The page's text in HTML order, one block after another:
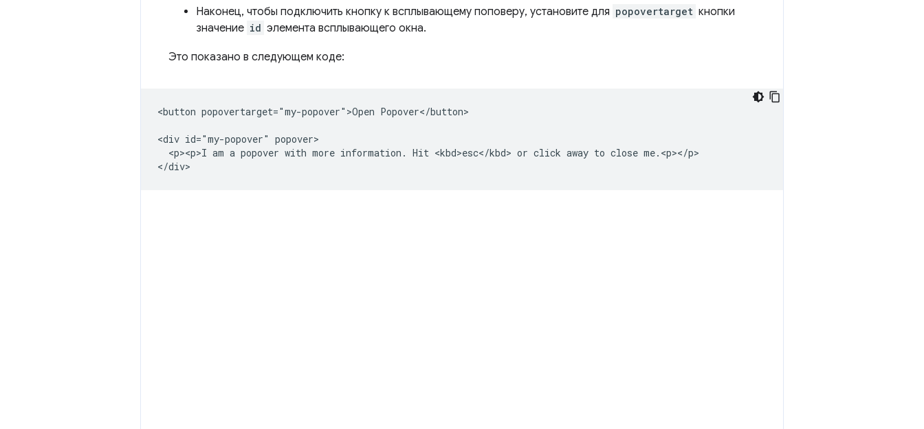
Наконец, чтобы подключить кнопку к всплывающему поповеру, установите для popovertarget кнопки
значение id элемента всплывающего окна.
Это показано в следующем коде:
<button popovertarget="my-popover">Open Popover</button>
<div id="my-popover" popover>
  <p><p>I am a popover with more information. Hit <kbd>esc</kbd> or click away to close me.<p></p>